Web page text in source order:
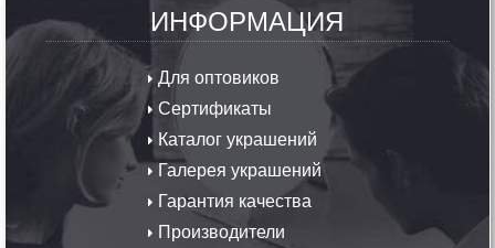
Карта украшений ·Политика
конфиденциальности
Copyright © 2009-2026 «Мир Серебра» Ювелирный сайт.
Копирование любой информации запрещено. Все права
защищены.